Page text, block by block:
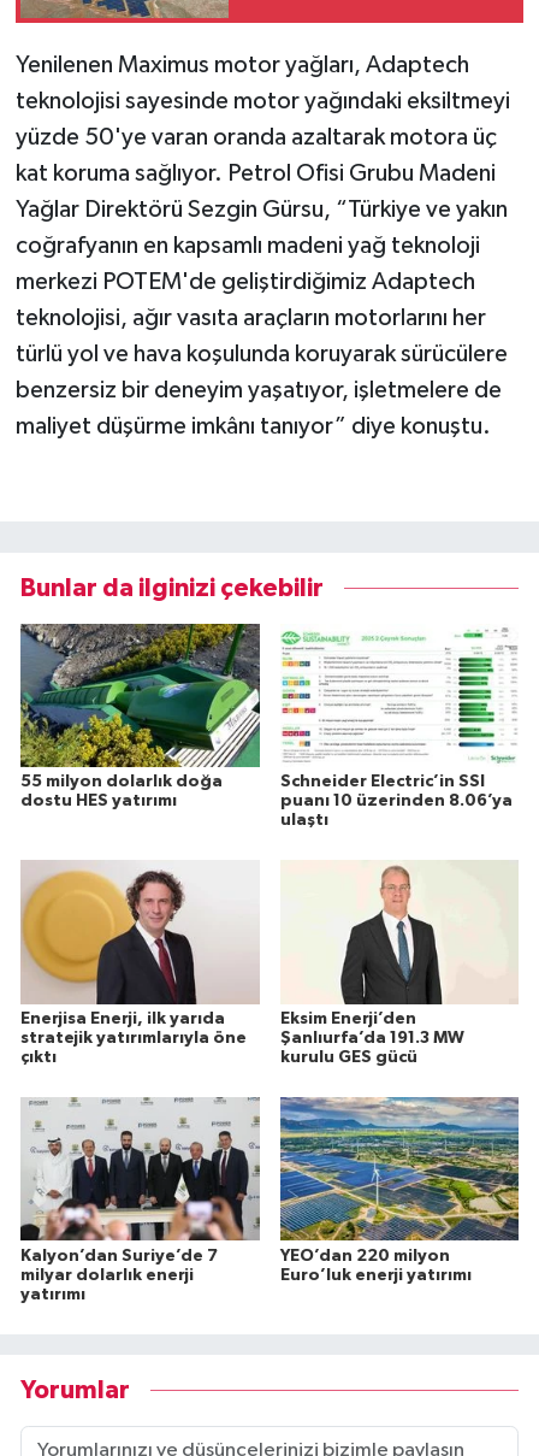
Yenilenen Maximus motor yağları, Adaptech
teknolojisi sayesinde motor yağındaki eksiltmeyi
yüzde 50'ye varan oranda azaltarak motora üç
kat koruma sağlıyor. Petrol Ofisi Grubu Madeni
Yağlar Direktörü Sezgin Gürsu, “Türkiye ve yakın
coğrafyanın en kapsamlı madeni yağ teknoloji
merkezi POTEM'de geliştirdiğimiz Adaptech
teknolojisi, ağır vasıta araçların motorlarını her
türlü yol ve hava koşulunda koruyarak sürücülere
benzersiz bir deneyim yaşatıyor, işletmelere de
maliyet düşürme imkânı tanıyor” diye konuştu.
Bunlar da ilginizi çekebilir
55 milyon dolarlık doğa
dostu HES yatırımı
Schneider Electric’in SSI
puanı 10 üzerinden 8.06’ya
ulaştı
Enerjisa Enerji, ilk yarıda
stratejik yatırımlarıyla öne
çıktı
Eksim Enerji’den
Şanlıurfa’da 191.3 MW
kurulu GES gücü
Kalyon’dan Suriye’de 7
milyar dolarlık enerji
yatırımı
YEO’dan 220 milyon
Euro’luk enerji yatırımı
Yorumlar